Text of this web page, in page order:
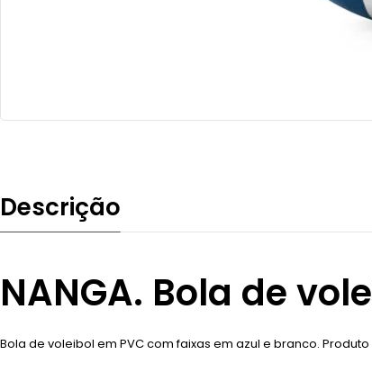
Descrição
NANGA. Bola de
Bola de voleibol em PVC com faixas em azul e branco.